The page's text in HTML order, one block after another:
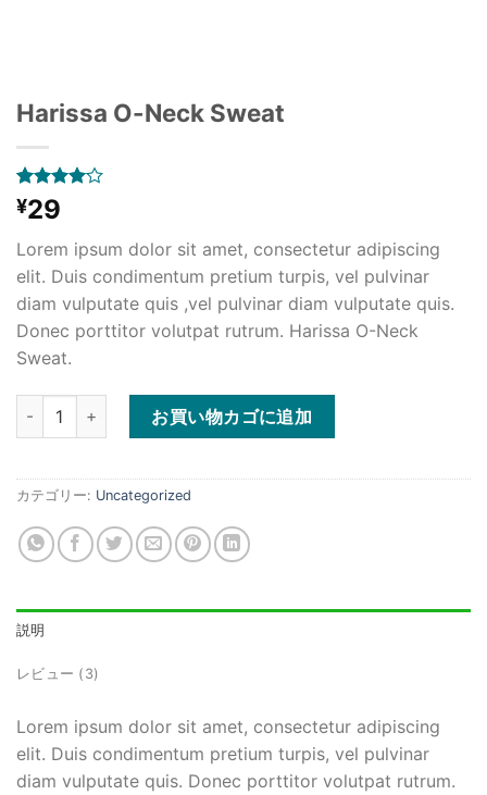
Harissa O-Neck Sweat
3
件の利用
者評価に
段階評価
のうち、
4.00 点
¥29
Lorem ipsum dolor sit amet, consectetur adipiscing
elit. Duis condimentum pretium turpis, vel pulvinar
diam vulputate quis ,vel pulvinar diam vulputate quis.
Donec porttitor volutpat rutrum. Harissa O-Neck
Sweat.
Harissa O-Neck Sweat個お買い物カゴに追加
カテゴリー: Uncategorized
説明
レビュー (3)
Lorem ipsum dolor sit amet, consectetur adipiscing
elit. Duis condimentum pretium turpis, vel pulvinar
diam vulputate quis. Donec porttitor volutpat rutrum.